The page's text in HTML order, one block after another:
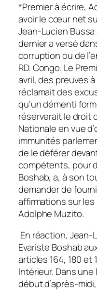
*Premier à écrire,
avoir le cœur net
Jean-Lucien
dernier a versé
corruption ou de
RD. Congo. Le
avril, des preuves
réclamait des
qu’un démenti
réserverait le droit
Nationale en vue
immunités
de le déférer
compétents, pour
Boshab, a, à son
demander de
affirmations sur
Adolphe Muzito.
En réaction, Jean-
Evariste Boshab
articles 164, 180 et
Intérieur. Dans
début d’après-